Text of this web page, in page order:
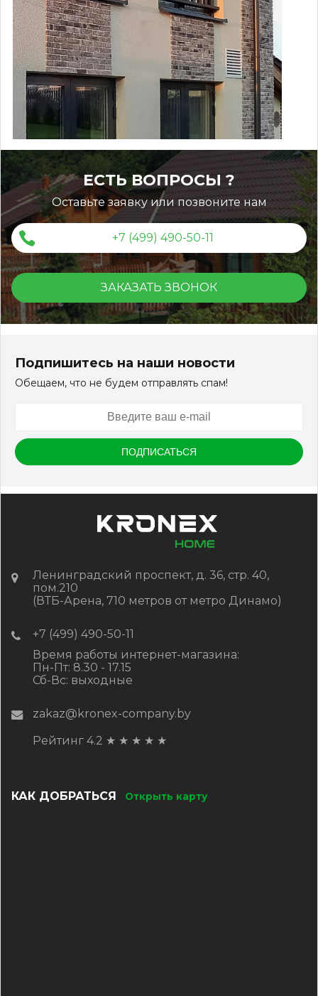
150*25*3000 мм.
КУПИТЬ
Монтаж ограждений ДПК
ЕСТЬ ВОПРОСЫ ?
Оставьте заявку или позвоните нам
+7 (499) 490-50-11
ЗАКАЗАТЬ ЗВОНОК
Подпишитесь на наши новости
Обещаем, что не будем отправлять спам!
Ленинградский проспект, д. 36, стр. 40,
пом.210
(ВТБ-Арена, 710 метров от метро Динамо)
+7 (499) 490-50-11
Время работы интернет-магазина:
Пн-Пт: 8.30 - 17.15
Сб-Вс: выходные
zakaz@kronex-company.by
Рейтинг 4.2 ★ ★ ★ ★ ★
КАК ДОБРАТЬСЯ Открыть карту